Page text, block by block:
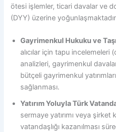
ötesi işlemler, ticari davalar ve
(DYY) üzerine
Gayrimenkul Hukuku ve
alıcılar için tapu incelemeleri
analizleri, gayrimenkul
bütçeli gayrimenkul
sağlanması.
Yatırım Yoluyla Türk
sermaye yatırımı veya şirket
vatandaşlığı kazanılması